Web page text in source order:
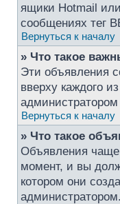
ящики Hotmail
сообщениях тег
Вернуться к началу
» Что такое
Эти объявления
вверху каждого
Вернуться к началу
» Что такое
Объявления
момент, и вы
котором они
администратором.